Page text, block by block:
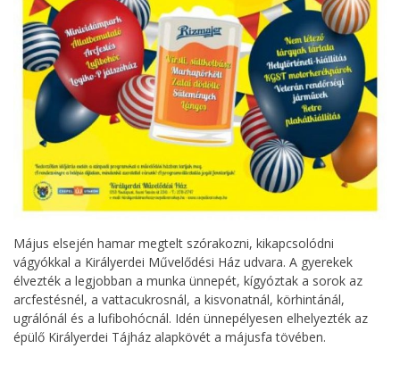
Május elsején hamar megtelt szórakozni, kikapcsolódni
vágyókkal a Királyerdei Művelődési Ház udvara. A gyerekek
élvezték a legjobban a munka ünnepét, kígyóztak a sorok az
arcfestésnél, a vattacukrosnál, a kisvonatnál, körhintánál,
ugrálónál és a lufibohócnál. Idén ünnepélyesen elhelyezték az
épülő Királyerdei Tájház alapkövét a májusfa tövében.